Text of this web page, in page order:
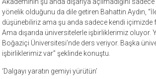
yönelik olduğunu da dile getiren Bahattin Aydın,
düşünebiliriz ama şu anda sadece kendi içimizde
Ama dışarıda üniversitelerle işbirliklerimiz oluyor.
Boğaziçi Üniversitesi’nde ders veriyor. Başka
işbirliklerimiz var” şeklinde konuştu.
‘Dalgayı yaratın gemiyi yürütün’